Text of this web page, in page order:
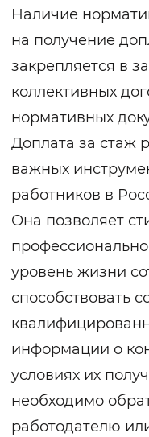
Наличие
на получение
закрепляется в
коллективных
нормативных
Доплата за стаж
важных
работников в
Она позволяет
уровень жизни
способствовать
информации о
условиях их
необходимо
работодателю